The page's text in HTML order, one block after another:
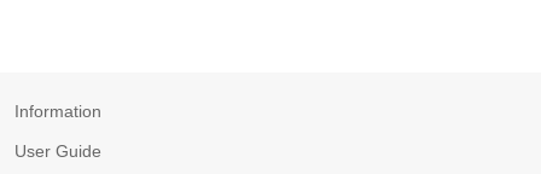
Information
User Guide